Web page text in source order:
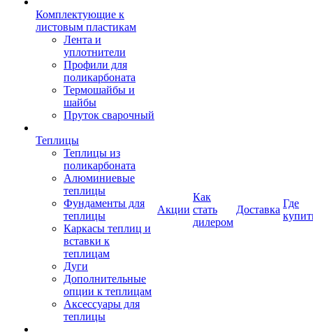
Комплектующие к
листовым пластикам
Лента и
уплотнители
Профили для
поликарбоната
Термошайбы и
шайбы
Пруток сварочный
Теплицы
Теплицы из
поликарбоната
Алюминиевые
теплицы
Фундаменты для
теплицы
Каркасы теплиц и
вставки к
теплицам
Дуги
Дополнительные
опции к теплицам
Аксессуары для
теплицы
Акции
Как
стать
дилером
Доставка
Где